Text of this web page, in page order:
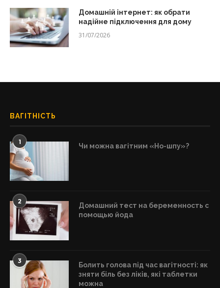
Домашній інтернет: як обрати
надійне підключення для дому
31/07/2026
ВАГІТНІСТЬ
1 Чи можна вагітним «Но-шпу»?
2
Домашний тест на беременность с
помощью йода
3
Болить голова під час вагітності: як
зняти біль без ліків, які таблетки
можна